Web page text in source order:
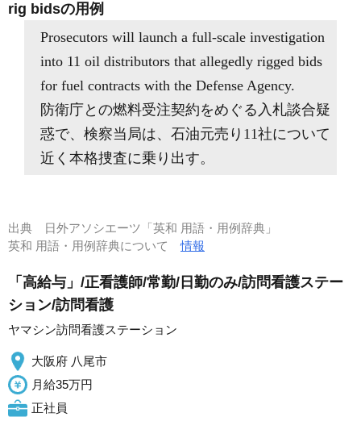
rig bidsの用例
Prosecutors will launch a full-scale investigation
into 11 oil distributors that allegedly rigged bids
for fuel contracts with the Defense Agency.
防衛庁との燃料受注契約をめぐる入札談合疑
惑で、検察当局は、石油元売り11社について
近く本格捜査に乗り出す。
出典
日外アソシエーツ「英和 用語・用例辞典」
英和 用語・用例辞典について情報
「高給与」/正看護師/常勤/日勤のみ/訪問看護ステー
ション/訪問看護
ヤマシン訪問看護ステーション
大阪府 八尾市
月給35万円
正社員